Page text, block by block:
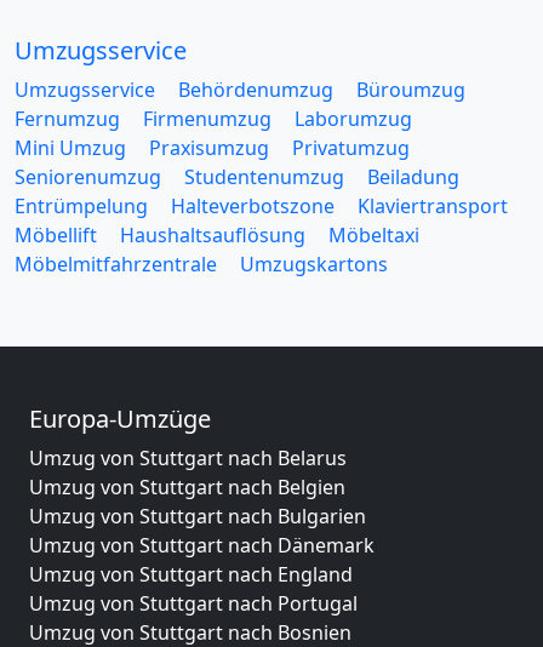
Umzugsservice
Umzugsservice Behördenumzug
Büroumzug
Fernumzug
Firmenumzug
Laborumzug
Mini Umzug
Praxisumzug
Privatumzug
Seniorenumzug
Studentenumzug
Beiladung
Entrümpelung
Halteverbotszone
Klaviertransport
Möbellift
Haushaltsauflösung
Möbeltaxi
Möbelmitfahrzentrale
Umzugskartons
Europa-Umzüge
Umzug von Stuttgart nach Belarus
Umzug von Stuttgart nach Belgien
Umzug von Stuttgart nach Bulgarien
Umzug von Stuttgart nach Dänemark
Umzug von Stuttgart nach England
Umzug von Stuttgart nach Portugal
Umzug von Stuttgart nach Bosnien